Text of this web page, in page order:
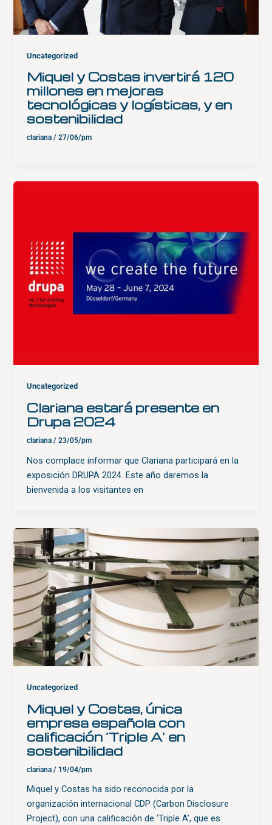
Uncategorized
Miquel y Costas invertirá 120
millones en mejoras
tecnológicas y logísticas, y en
sostenibilidad
clariana/27/06/pm
Uncategorized
Clariana estará presente en
Drupa 2024
clariana/23/05/pm
Nos complace informar que Clariana participará en la
exposición DRUPA 2024. Este año daremos la
bienvenida a los visitantes en
Uncategorized
Miquel y Costas, única
empresa española con
calificación ‘Triple A’ en
sostenibilidad
clariana/ 19/04/pm
Miquel y Costas ha sido reconocida por la
organización internacional CDP (Carbon Disclosure
Project), con una calificación de ‘Triple A’, que es